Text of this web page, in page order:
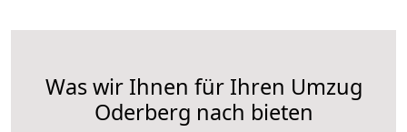
Was wir Ihnen für Ihren Umzug
Oderberg nach bieten